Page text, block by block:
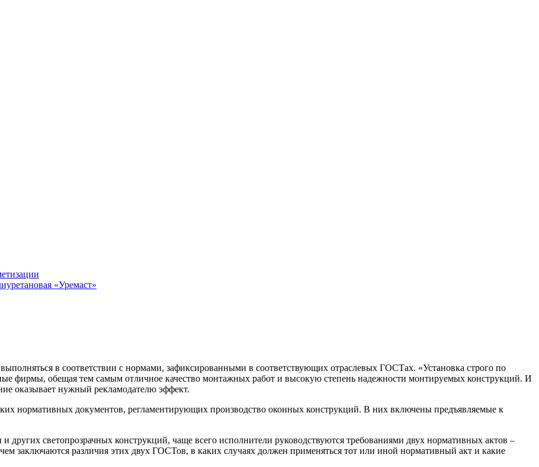
«Уремаст»
в соответствии с нормами, зафиксированными в соответствующих отраслевых ГОСТах. «Установка строго по
фирмы, обещая тем самым отличное качество монтажных работ и высокую степень надежности монтируемых конструкций. И
оказывает нужный рекламодателю эффект.
нормативных документов, регламентирующих производство оконных конструкций. В них включены предъявляемые к
других светопрозрачных конструкций, чаще всего исполнители руководствуются требованиями двух нормативных актов –
заключаются различия этих двух ГОСТов, в каких случаях должен применяться тот или иной нормативный акт и какие